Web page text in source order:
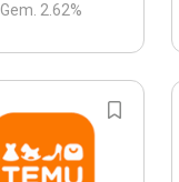
Gem. 2.62%